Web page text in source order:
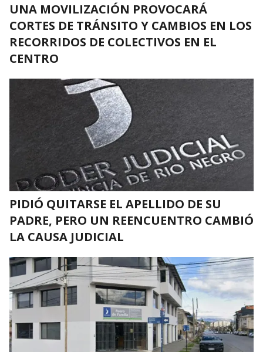
UNA MOVILIZACIÓN PROVOCARÁ
CORTES DE TRÁNSITO Y CAMBIOS EN LOS
RECORRIDOS DE COLECTIVOS EN EL
CENTRO
PIDIÓ QUITARSE EL APELLIDO DE SU
PADRE, PERO UN REENCUENTRO CAMBIÓ
LA CAUSA JUDICIAL